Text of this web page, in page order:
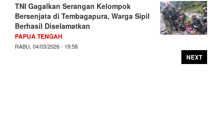
TNI Gagalkan Serangan Kelompok
Bersenjata di Tembagapura, Warga Sipil
Berhasil Diselamatkan
PAPUA TENGAH
RABU, 04/03/2026 - 19:58
NEXT